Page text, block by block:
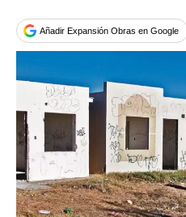
Añadir Expansión Obras en Google